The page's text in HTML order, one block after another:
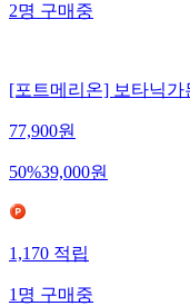
2명 구매중
[포트메리온] 보타닉가
77,900원
50%39,000원
1,170 적립
1 명 구매중